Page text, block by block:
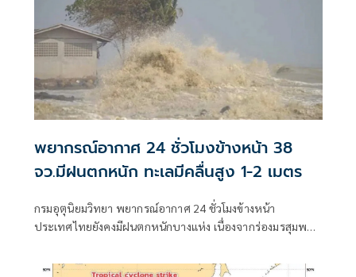
พยากรณ์อากาศ 24 ชั่วโมงข้างหน้า 38
จว.มีฝนตกหนัก ทะเลมีคลื่นสูง 1-2 เมตร
กรมอุตุนิยมวิทยา พยากรณ์อากาศ 24 ชั่วโมงข้างหน้า
ประเทศไทยยังคงมีฝนตกหนักบางแห่ง เนื่องจากร่องมรสุมพาด